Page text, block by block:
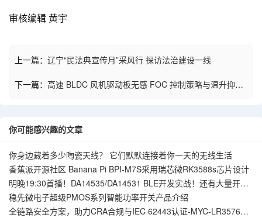
审核编辑 黄宇
上一篇： 辽宁“民法典宣传月”采风行 探访法治建设一线
下一篇： 高速 BLDC 风机驱动板无感 FOC 控制策略与温升抑制
你可能感兴趣的文章
你身边藏着多少陶瓷天线？ 它们默默连接着你一天的无线生活
香蕉派开源社区 Banana Pi BPI-M7S采用瑞芯微RK3588s芯片设计
明晚19:30首播！DA14535/DA14531 BLE开发实战！还有大量开发
板周边等你来拿！
稳先微电子超级PMOS系列智能功率开关产品介绍
全链路安全方案，助力CRA合规与IEC 62443认证-MYC-LR3576核